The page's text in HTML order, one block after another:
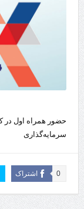
سرمایه‌گذاری
اشتراک 0